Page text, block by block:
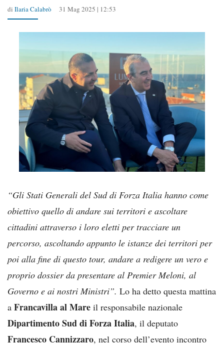
di Ilaria Calabrò 31 Mag 2025 | 12:53
“Gli Stati Generali del Sud di Forza Italia hanno come
obiettivo quello di andare sui territori e ascoltare
cittadini attraverso i loro eletti per tracciare un
percorso, ascoltando appunto le istanze dei territori per
poi alla fine di questo tour, andare a redigere un vero e
proprio dossier da presentare al Premier Meloni, al
Governo e ai nostri Ministri”. Lo ha detto questa mattina
a Francavilla al Mare il responsabile nazionale
Dipartimento Sud di Forza Italia, il deputato
Francesco Cannizzaro, nel corso dell’evento incontro